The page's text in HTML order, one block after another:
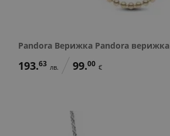
Pandora Верижка Pandora верижка
193.63 лв. 99.00 €